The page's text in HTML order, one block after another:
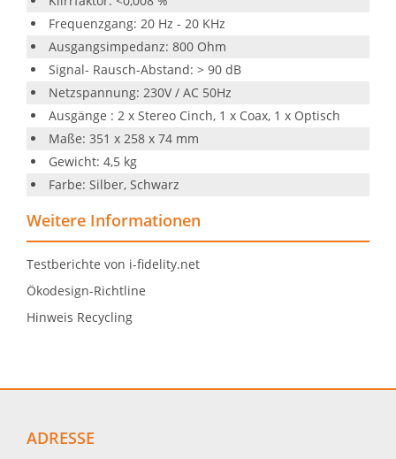
Frequenzgang: 20 Hz - 20 KHz
Ausgangsimpedanz: 800 Ohm
Signal- Rausch-Abstand: > 90 dB
Netzspannung: 230V / AC 50Hz
Ausgänge : 2 x Stereo Cinch, 1 x Coax, 1 x Optisch
Maße: 351 x 258 x 74 mm
Gewicht: 4,5 kg
Farbe: Silber, Schwarz
Weitere Informationen
Testberichte von i-fidelity.net
Ökodesign-Richtline
Hinweis Recycling
ADRESSE